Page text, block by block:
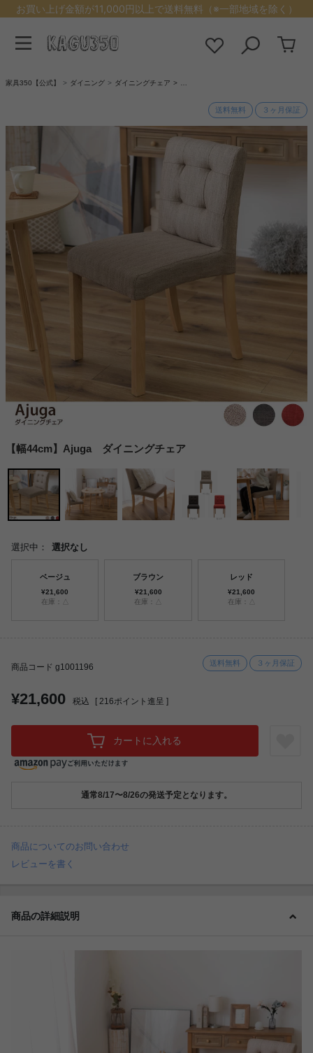
お買い上げ金額が11,000円以上で送料無料（※一部地域を除く）
家具350【公式】 ダイニング ダイニングチェア
送料無料 ３ヶ月保証
【幅44cm】Ajuga ダイニングチェア
選択中： 選択なし
ベージュ
¥21,600
在庫：△
ブラウン
¥21,600
在庫：△
レッド
¥21,600
在庫：△
商品コード g1001196 送料無料 ３ヶ月保証
¥21,600 税込 [ 216ポイント進呈 ]
カートに入れる
通常8/17〜8/26の発送予定となります。
商品についてのお問い合わせ
レビューを書く
商品の詳細説明